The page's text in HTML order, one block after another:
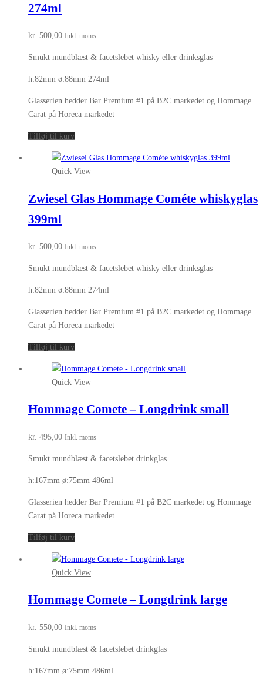
274ml
kr. 500,00 Inkl. moms
Smukt mundblæst & facetslebet whisky eller drinksglas
h:82mm ø:88mm 274ml
Glasserien hedder Bar Premium #1 på B2C markedet og Hommage
Carat på Horeca markedet
Tilføj til kurv
Quick View
Zwiesel Glas Hommage Cométe whiskyglas
399ml
kr. 500,00 Inkl. moms
Smukt mundblæst & facetslebet whisky eller drinksglas
h:82mm ø:88mm 274ml
Glasserien hedder Bar Premium #1 på B2C markedet og Hommage
Carat på Horeca markedet
Tilføj til kurv
Quick View
Hommage Comete – Longdrink small
kr. 495,00 Inkl. moms
Smukt mundblæst & facetslebet drinkglas
h:167mm ø:75mm 486ml
Glasserien hedder Bar Premium #1 på B2C markedet og Hommage
Carat på Horeca markedet
Tilføj til kurv
Quick View
Hommage Comete – Longdrink large
kr. 550,00 Inkl. moms
Smukt mundblæst & facetslebet drinkglas
h:167mm ø:75mm 486ml